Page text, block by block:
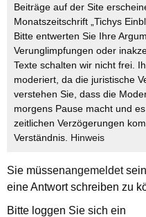
Beiträge auf der Site
Monatszeitschrift „Tichys
Bitte entwerten Sie Ihre
Verunglimpfungen oder
Texte schalten wir nicht frei.
moderiert, da die juristische
verstehen Sie, dass die
morgens Pause macht und
zeitlichen Verzögerungen
Verständnis. Hinweis
Sie müssenangemeldetsein
eine Antwort schreiben zu
Bitte loggen Sie sich ein